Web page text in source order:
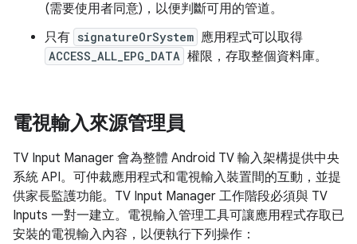
(需要使用者同意)，以便判斷可用的管道。
只有 signatureOrSystem 應用程式可以取得
ACCESS_ALL_EPG_DATA 權限，存取整個資料庫。
電視輸入來源管理員
TV Input Manager 會為整體 Android TV 輸入架構提供中央
系統 API。可仲裁應用程式和電視輸入裝置間的互動，並提
供家長監護功能。TV Input Manager 工作階段必須與 TV
Inputs 一對一建立。電視輸入管理工具可讓應用程式存取已
安裝的電視輸入內容，以便執行下列操作：